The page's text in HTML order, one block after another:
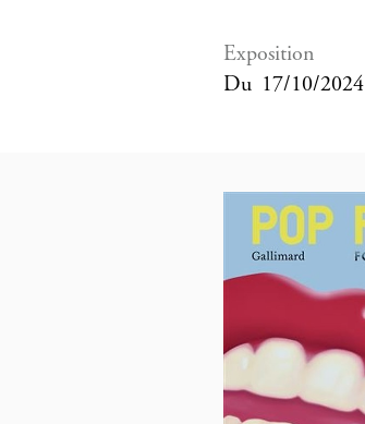
Exposition
Du 17/10/2024